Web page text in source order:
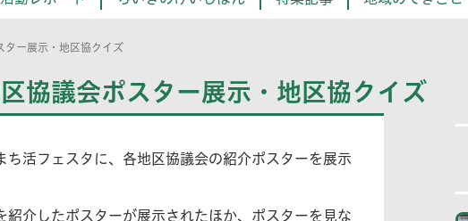
ー展示・地区協クイズ
協議会ポスター展示・地区協クイズ
活フェスタに、各地区協議会の紹介ポスターを展示
介したポスターが展示されたほか、ポスターを見な